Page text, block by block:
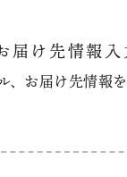
届け先情報入
、お届け先情報